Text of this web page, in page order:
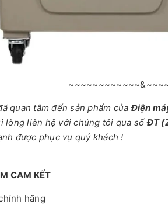
quan tâm đến sản phẩm củaĐiện
lòng liên hệ với chúng tôi qua sốĐT
được phục vụ quý khách !
CAM KẾT
hãng